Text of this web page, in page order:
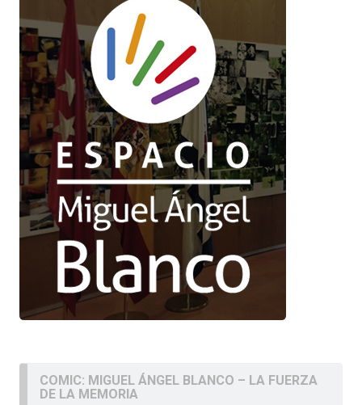
COMIC: MIGUEL ÁNGEL BLANCO – LA FUERZA
DE LA MEMORIA